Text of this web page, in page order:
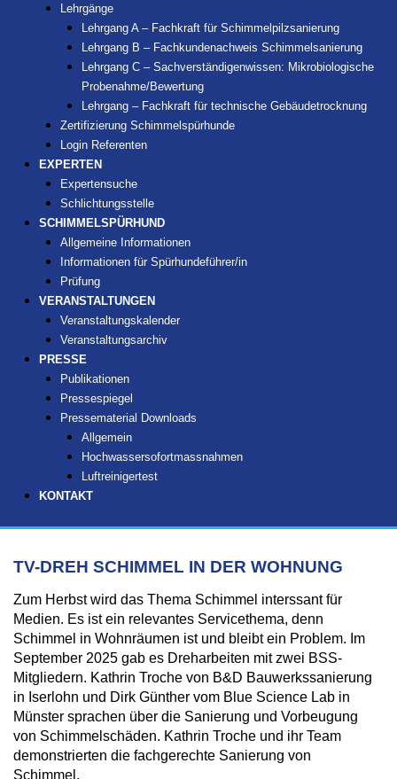
Lehrgänge
Lehrgang A – Fachkraft für Schimmelpilzsanierung
Lehrgang B – Fachkundenachweis Schimmelsanierung
Lehrgang C – Sachverständigenwissen: Mikrobiologische
Probenahme/Bewertung
Lehrgang – Fachkraft für technische Gebäudetrocknung
Zertifizierung Schimmelspürhunde
Login Referenten
EXPERTEN
Expertensuche
Schlichtungsstelle
SCHIMMELSPÜRHUND
Allgemeine Informationen
Informationen für Spürhundeführer/in
Prüfung
VERANSTALTUNGEN
Veranstaltungskalender
Veranstaltungsarchiv
PRESSE
Publikationen
Pressespiegel
Pressematerial Downloads
Allgemein
Hochwassersofortmassnahmen
Luftreinigertest
KONTAKT
TV-DREH SCHIMMEL IN DER WOHNUNG
Zum Herbst wird das Thema Schimmel interssant für
Medien. Es ist ein relevantes Servicethema, denn
Schimmel in Wohnräumen ist und bleibt ein Problem. Im
September 2025 gab es Dreharbeiten mit zwei BSS-
Mitgliedern. Kathrin Troche von B&D Bauwerkssanierung
in Iserlohn und Dirk Günther vom Blue Science Lab in
Münster sprachen über die Sanierung und Vorbeugung
von Schimmelschäden. Kathrin Troche und ihr Team
demonstrierten die fachgerechte Sanierung von
Schimmel.